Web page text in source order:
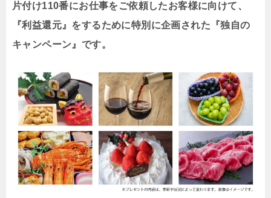
片付け110番にお仕事をご依頼したお客様に向けて、
『利益還元』をするために特別に企画された『独自の
キャンペーン』です。